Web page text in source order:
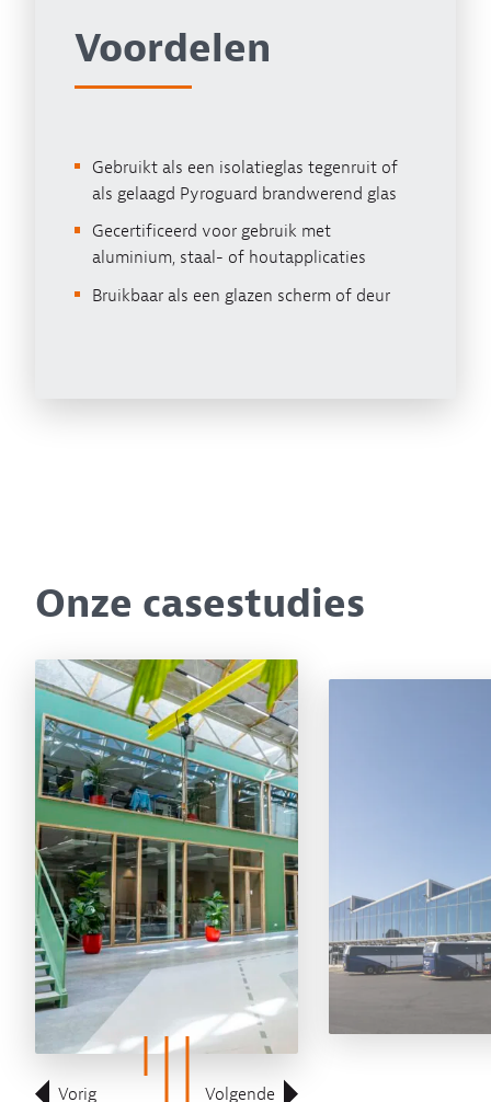
Voordelen
Gebruikt als een isolatieglas tegenruit of
als gelaagd Pyroguard brandwerend glas
Gecertificeerd voor gebruik met
aluminium, staal- of houtapplicaties
Bruikbaar als een glazen scherm of deur
Onze casestudies
Vorig Volgende